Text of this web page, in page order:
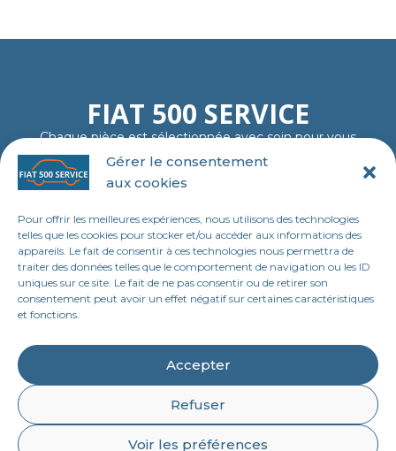
Gérer le consentement
aux cookies
Pour offrir les meilleures expériences, nous utilisons des technologies
telles que les cookies pour stocker et/ou accéder aux informations des
appareils. Le fait de consentir à ces technologies nous permettra de
traiter des données telles que le comportement de navigation ou les ID
uniques sur ce site. Le fait de ne pas consentir ou de retirer son
consentement peut avoir un effet négatif sur certaines caractéristiques
et fonctions.
Accepter
Refuser
Voir les préférences
FIAT 500 SERVICE
Chaque pièce est sélectionnée avec soin pour vous
garantir fiabilité, authenticité et plaisir de rouler…
comme au premier jour.
06 11 23 40 18
MENU
Accueil
Boutique en ligne
LEGAL
Mentions légales
Politique de confidentialité
Conditions générales de vente